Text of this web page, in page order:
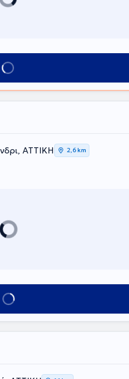
ραντεβού
ΑΤΤΙΚΗ 2,6 km
ραντεβού